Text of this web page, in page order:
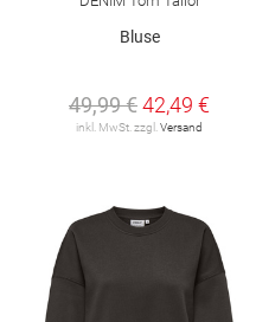
Bluse
49,99 €42,49 €
inkl. MwSt. zzgl. Versand